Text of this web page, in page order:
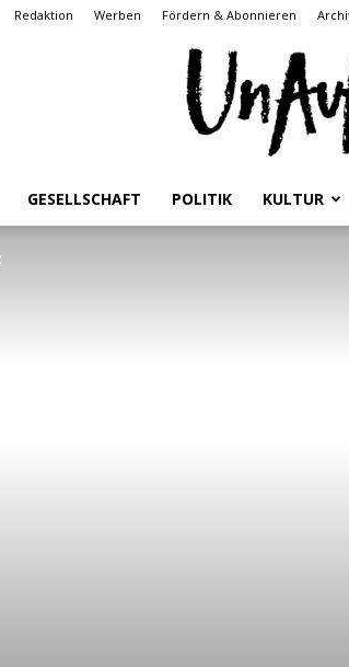
Redaktion Werben Fördern & Abonnieren
GESELLSCHAFT POLITIK KULTUR